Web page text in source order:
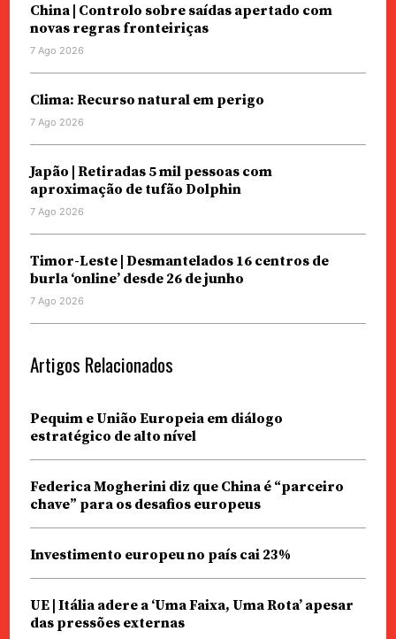
China | Controlo sobre saídas apertado com
novas regras fronteiriças
7 Ago 2026
Clima: Recurso natural em perigo
7 Ago 2026
Japão | Retiradas 5 mil pessoas com
aproximação de tufão Dolphin
7 Ago 2026
Timor-Leste | Desmantelados 16 centros de
burla ‘online’ desde 26 de junho
7 Ago 2026
Artigos Relacionados
Pequim e União Europeia em diálogo
estratégico de alto nível
Federica Mogherini diz que China é “parceiro
chave” para os desafios europeus
Investimento europeu no país cai 23%
UE | Itália adere a ‘Uma Faixa, Uma Rota’ apesar
das pressões externas